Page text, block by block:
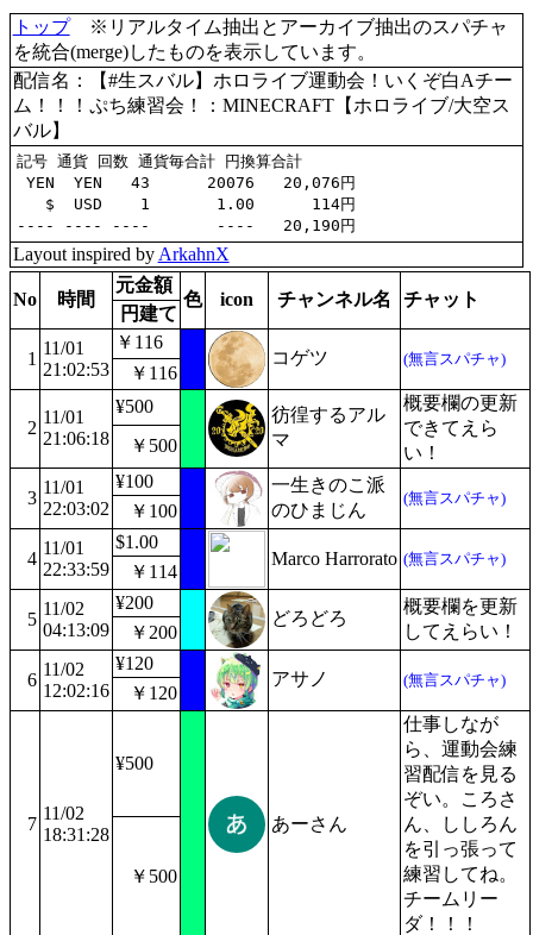
トップ※リアルタイム抽出とアーカイブ抽出のスパチャ
を統合(merge)したものを表示しています。
配信名：【#生スバル】ホロライブ運動会！いくぞ白Aチー
ム！！！ぷち練習会！：MINECRAFT【ホロライブ/大空ス
バル】
記号 通貨 回数 通貨毎合計 円換算合計
YEN  YEN   43      20076   20,076円
   $  USD    1       1.00      114円
Layout inspired by ArkahnX
No 時間
元金額
色 icon チャンネル名 チャット
円建て
1
11/01
21:02:53
￥116
コゲツ (無言スパチャ)
￥116
2
11/01
21:06:18
¥500
彷徨するアル
マ
概要欄の更新
できてえら
い！
￥500
3
11/01
22:03:02
¥100
一生きのこ派
のひまじん
(無言スパチャ)
￥100
4
11/01
22:33:59
$1.00
Marco Harrorato (無言スパチャ)
￥114
5
11/02
04:13:09
¥200
どろどろ
概要欄を更新
してえらい！
￥200
6
11/02
12:02:16
¥120
アサノ (無言スパチャ)
￥120
7
11/02
18:31:28
¥500
あーさん
仕事しなが
ら、運動会練
習配信を見る
ぞい。ころさ
ん、ししろん
を引っ張って
練習してね。
チームリー
ダ！！！
￥500